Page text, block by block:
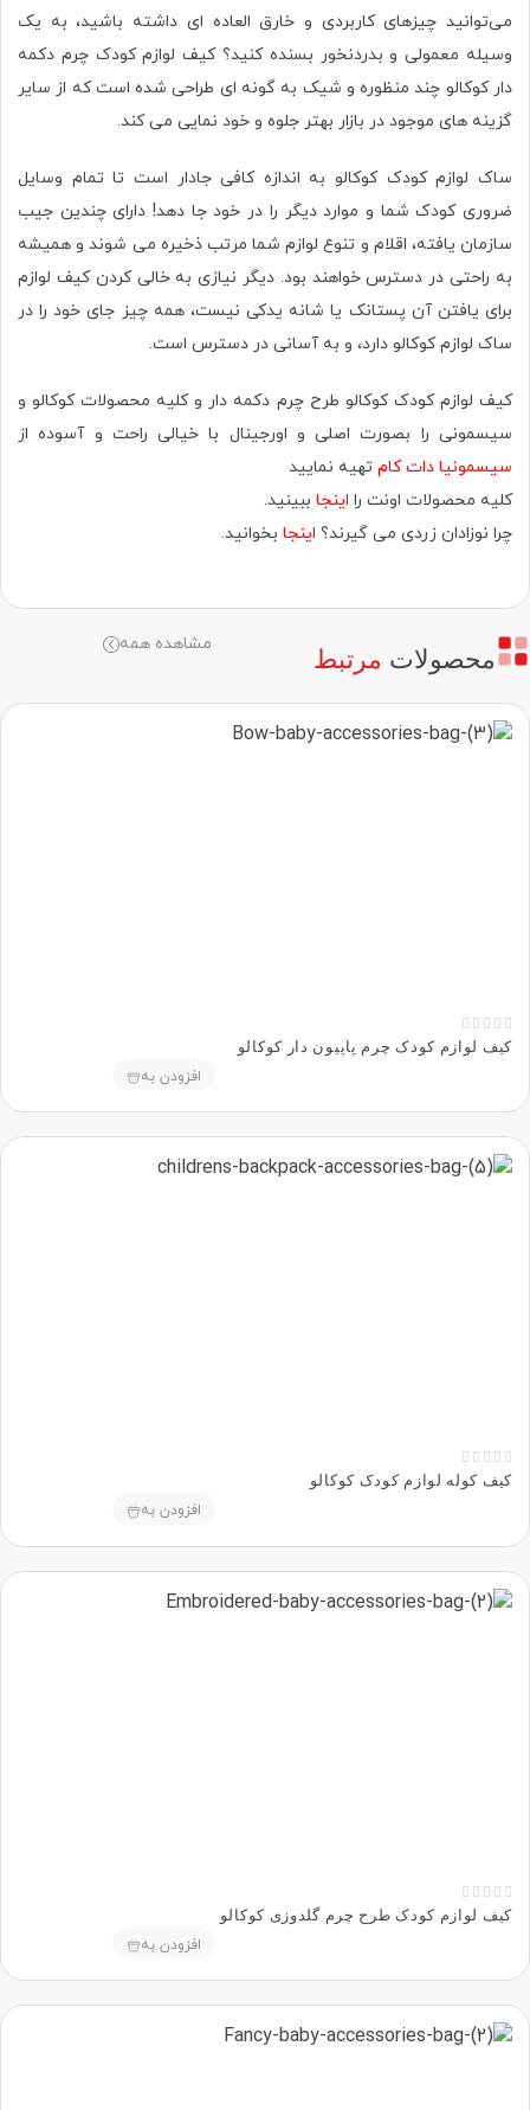
می‌توانید چیزهای کاربردی و خارق العاده ای داشته باشید، به یک
وسیله معمولی و بدردنخور بسنده کنید؟ کیف لوازم کودک چرم دکمه
دار کوکالو چند منظوره و شیک به گونه ای طراحی شده است که از سایر
گزینه های موجود در بازار بهتر جلوه و خود نمایی می کند.
ساک لوازم کودک کوکالو به اندازه کافی جادار است تا تمام وسایل
ضروری کودک شما و موارد دیگر را در خود جا دهد! دارای چندین جیب
سازمان‌ یافته، اقلام و تنوع لوازم شما مرتب ذخیره می شوند و همیشه
به راحتی در دسترس خواهند بود. دیگر نیازی به خالی کردن کیف لوازم
برای یافتن آن پستانک یا شانه یدکی نیست، همه چیز جای خود را در
ساک لوازم کوکالو دارد، و به آسانی در دسترس است.
کیف لوازم کودک کوکالو طرح چرم دکمه دار و کلیه محصولات کوکالو و
سیسمونی را بصورت اصلی و اورجينال با خیالی راحت و آسوده از
سیسمونیا دات کام تهیه نمایید
کلیه محصولات اونت را اینجا ببینید.
چرا نوزادان زردی می گیرند؟ اینجا بخوانید.
محصولات مرتبط
مشاهده همه





کیف لوازم کودک چرم پاپیون دار کوکالو
افزودن به





کیف کوله لوازم کودک کوکالو
افزودن به





کیف لوازم کودک طرح چرم گلدوزی کوکالو
افزودن به